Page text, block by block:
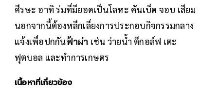
ศีรษะ อาทิ ร่มที่มียอดเป็นโลหะ คันเบ็ด จอบ เสียม
นอกจากนี้ต้องหลีกเลี่ยงการประกอบกิจกรรมกลาง
แจ้งเพื่อปกกันฟ้าผ่า เช่น ว่ายน้ำ ตีกอล์ฟ เตะ
ฟุตบอล และทำการเกษตร
เนื้อหาที่เกี่ยวข้อง